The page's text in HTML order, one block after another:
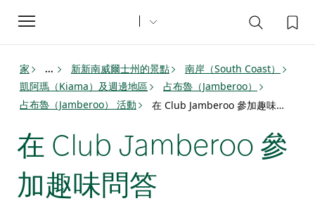
Toggle
navigation
家 ... 新新南威爾士州的景點
南岸（South Coast）
凱阿瑪（Kiama）及週邊地區
占布魯（Jamberoo）
占布魯（Jamberoo） 活動
在 Club Jamberoo 參加趣味問答
在 Club Jamberoo 參
加趣味問答